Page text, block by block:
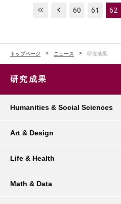
60 61 62
トップページ ニュース 研究成果
研究成果
Humanities & Social Sciences
Art & Design
Life & Health
Math & Data